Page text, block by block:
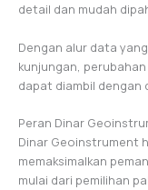
detail dan mudah
Dengan alur data
kunjungan,
dapat diambil dengan
Peran Dinar
Dinar Geoinstrument
memaksimalkan
mulai dari pemilihan